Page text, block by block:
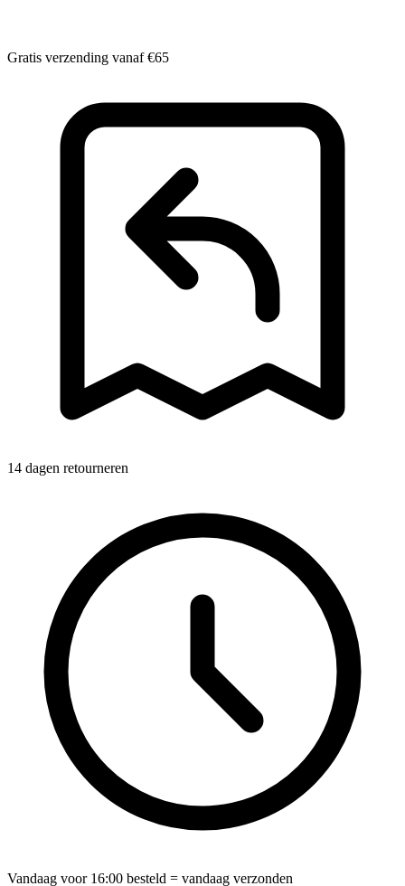
Gratis verzending vanaf€65
14 dagen retourneren
Vandaag voor 16:00 besteld = vandaag verzonden